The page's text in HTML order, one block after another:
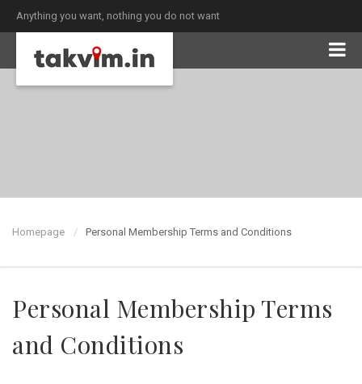
Anything you want, nothing you do not want
Homepage Personal Membership Terms and Conditions
Personal Membership Terms
and Conditions